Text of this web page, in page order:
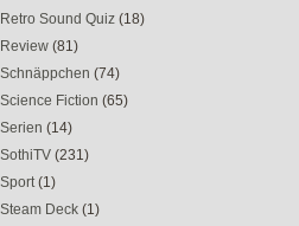
Retro Sound Quiz (18)
Review (81)
Schnäppchen (74)
Science Fiction (65)
Serien (14)
SothiTV (231)
Sport (1)
Steam Deck (1)